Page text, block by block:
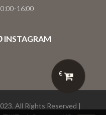
€
16:00
All Rights Reserved |